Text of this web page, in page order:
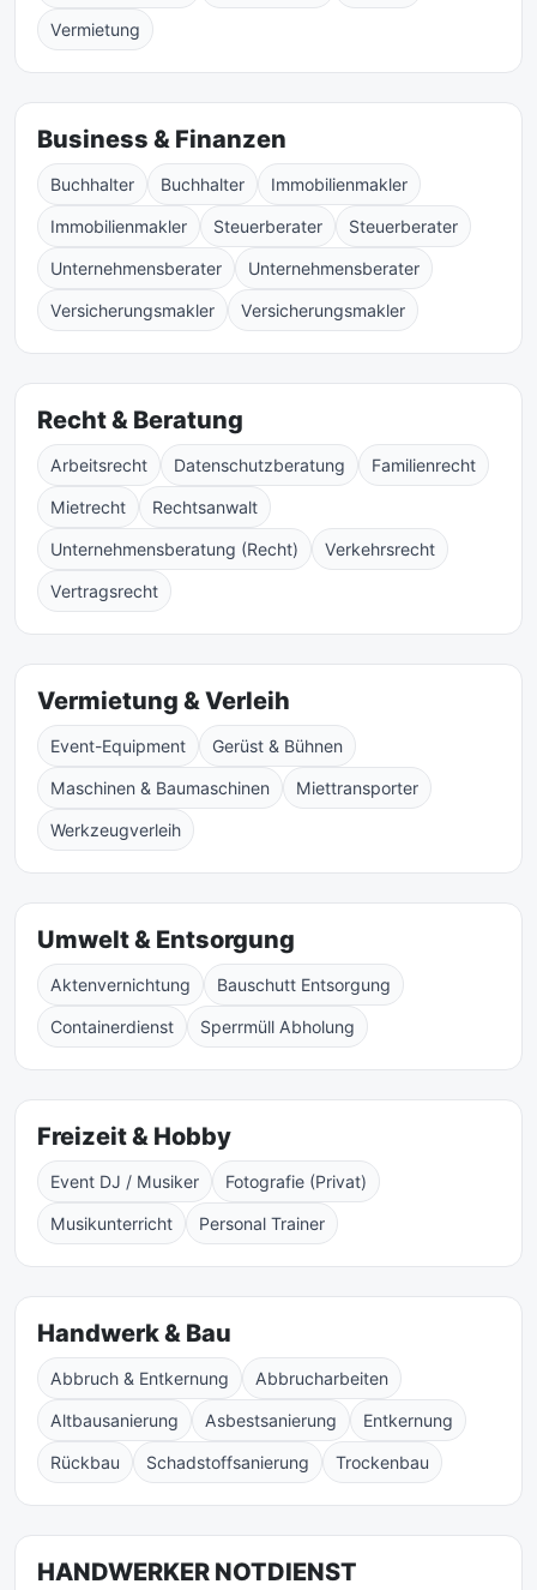
Vermietung
Business & Finanzen
Buchhalter Buchhalter Immobilienmakler
Immobilienmakler Steuerberater Steuerberater
Unternehmensberater Unternehmensberater
Versicherungsmakler Versicherungsmakler
Recht & Beratung
Arbeitsrecht Datenschutzberatung Familienrecht
Mietrecht Rechtsanwalt
Unternehmensberatung (Recht) Verkehrsrecht
Vertragsrecht
Vermietung & Verleih
Event-Equipment Gerüst & Bühnen
Maschinen & Baumaschinen Miettransporter
Werkzeugverleih
Umwelt & Entsorgung
Aktenvernichtung Bauschutt Entsorgung
Containerdienst Sperrmüll Abholung
Freizeit & Hobby
Event DJ / Musiker Fotografie (Privat)
Musikunterricht Personal Trainer
Handwerk & Bau
Abbruch & Entkernung Abbrucharbeiten
Altbausanierung Asbestsanierung Entkernung
Rückbau Schadstoffsanierung Trockenbau
HANDWERKER NOTDIENST